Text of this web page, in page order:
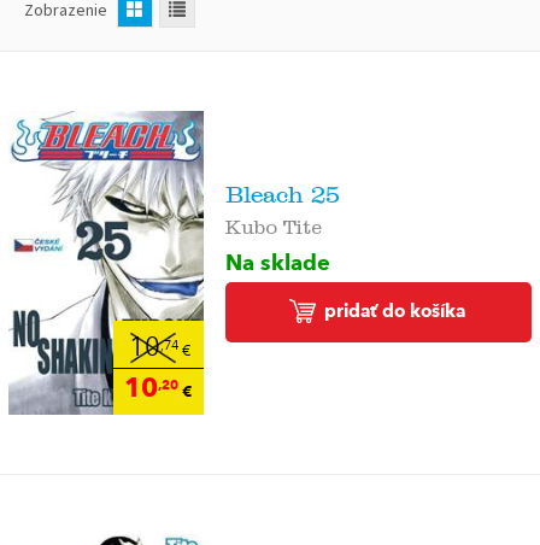
Zobrazenie
10,74€
10,20€
Bleach 25
Kubo Tite
Na sklade
pridať do košíka